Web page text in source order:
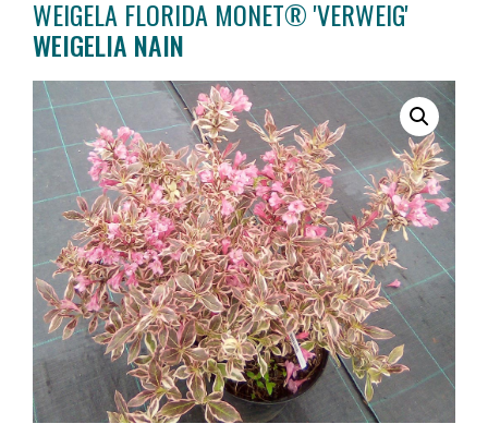
WEIGELA FLORIDA MONET® 'VERWEIG'
WEIGELIA NAIN